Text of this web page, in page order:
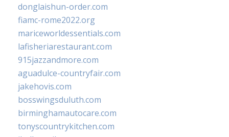
donglaishun-order.com
fiamc-rome2022.org
mariceworldessentials.com
lafisheriarestaurant.com
915jazzandmore.com
aguadulce-countryfair.com
jakehovis.com
bosswingsduluth.com
birminghamautocare.com
tonyscountrykitchen.com